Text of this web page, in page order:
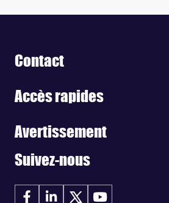
Contact
Accès rapides
Avertissement
Suivez-nous